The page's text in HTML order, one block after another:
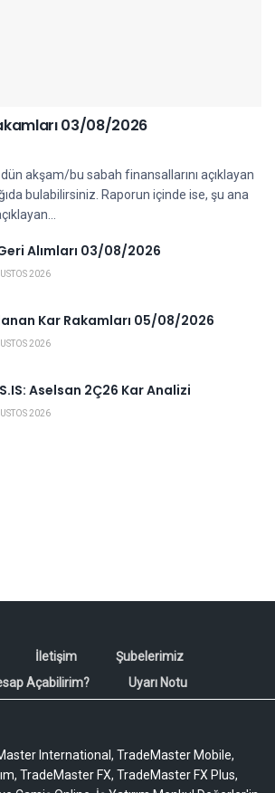
03/08/2026
akşam/bu sabah finansallarını açıklayan
bulabilirsiniz. Raporun içinde ise, şu ana
Alımları 03/08/2026
2026
Kar Rakamları 05/08/2026
2026
Aselsan 2Ç26 Kar Analizi
2026
İletişim
Şubelerimiz
Açabilirim?
Uyarı Notu
International, TradeMaster Mobile,
TradeMaster FX, TradeMaster FX Plus,